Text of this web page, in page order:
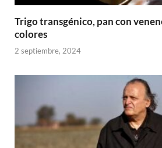
Trigo transgénico, pan con
colores
2 septiembre, 2024